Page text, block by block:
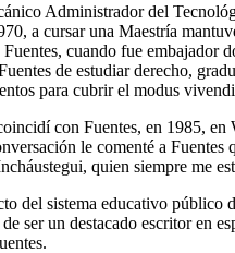
Administrador del
a cursar una Maestría
cuando fue
de estudiar derecho,
para cubrir el modus
con Fuentes, en 1985,
le comenté a
quien siempre me
del sistema educativo público
ser un destacado escritor en